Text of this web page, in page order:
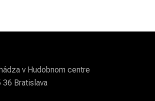
v Hudobnom centre
Bratislava